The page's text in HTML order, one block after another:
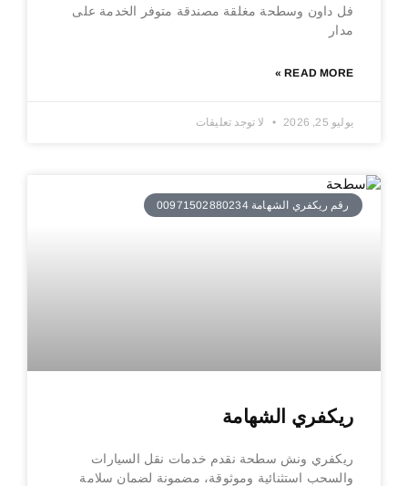
فل داون وسطحة مغلقة مصندقة متوفر الخدمة على
مدار
READ MORE »
يوليو 25, 2026 لا توجد تعليقات
رقم ريكفري الشهامة 00971502880234
ريكفري الشهامة
ريكفري ونش سطحة نقدم خدمات نقل السيارات
والسحب استثنائية وموثوقة، مضمونة لضمان سلامة